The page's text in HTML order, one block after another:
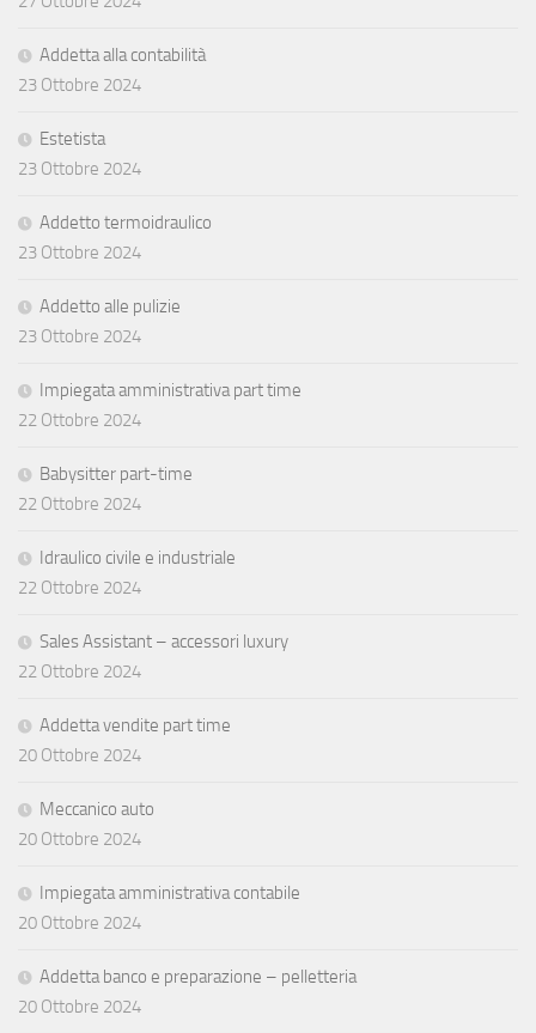
Addetta alla contabilità
23 Ottobre 2024
Estetista
23 Ottobre 2024
Addetto termoidraulico
23 Ottobre 2024
Addetto alle pulizie
23 Ottobre 2024
Impiegata amministrativa part time
22 Ottobre 2024
Babysitter part-time
22 Ottobre 2024
Idraulico civile e industriale
22 Ottobre 2024
Sales Assistant – accessori luxury
22 Ottobre 2024
Addetta vendite part time
20 Ottobre 2024
Meccanico auto
20 Ottobre 2024
Impiegata amministrativa contabile
20 Ottobre 2024
Addetta banco e preparazione – pelletteria
20 Ottobre 2024